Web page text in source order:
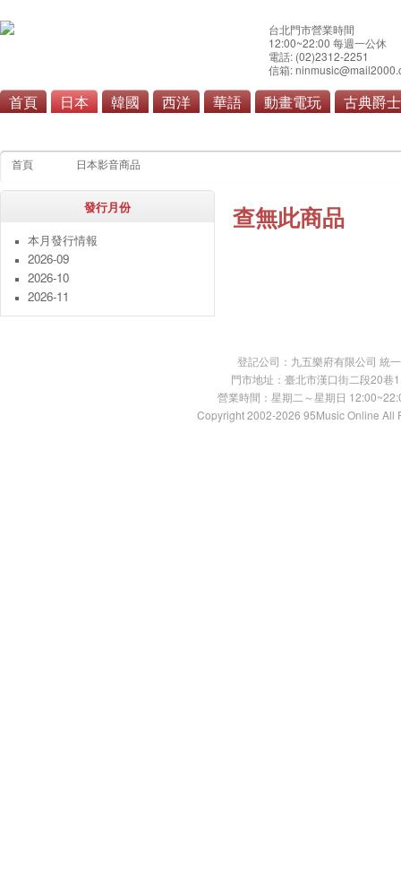
台北門市營業時間
12:00~22:00 每週一公休
電話: (02)2312-2251
信箱:
首頁 日本 韓國 西洋 華語 動畫電玩 古典爵士
首頁 日本影音商品
發行月份
本月發行情報
2026-09
2026-10
2026-11
查無此商品
登記公司：九五樂府有限公司 統
門市地址：臺北市漢口街二段20
營業時間：星期二～星期日
Copyright 2002-2026 95Music Online All